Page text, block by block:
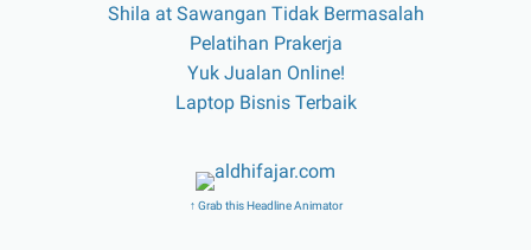
Shila at Sawangan Tidak Bermasalah
Pelatihan Prakerja
Yuk Jualan Online!
Laptop Bisnis Terbaik
↑ Grab this Headline Animator